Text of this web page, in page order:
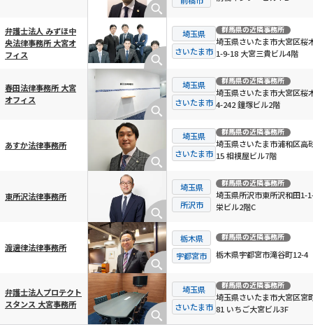
弁護士法人 みずほ中
央法律事務所 大宮オ
フィス
埼玉県
さいたま市
群馬県の近隣事務所
埼玉県さいたま市大宮区桜
1-9-18 大宮三貴ビル4階
春田法律事務所 大宮
オフィス
埼玉県
さいたま市
群馬県の近隣事務所
埼玉県さいたま市大宮区桜
4-242 鐘塚ビル2階
あすか法律事務所
埼玉県
さいたま市
群馬県の近隣事務所
埼玉県さいたま市浦和区高
15 相模屋ビル7階
東所沢法律事務所
埼玉県
所沢市
群馬県の近隣事務所
埼玉県所沢市東所沢和田1-
栄ビル2階C
渡邊律法律事務所
栃木県
宇都宮市
群馬県の近隣事務所
栃木県宇都宮市滝谷町12-4
弁護士法人プロテクト
スタンス 大宮事務所
埼玉県
さいたま市
群馬県の近隣事務所
埼玉県さいたま市大宮区宮
81 いちご大宮ビル3F